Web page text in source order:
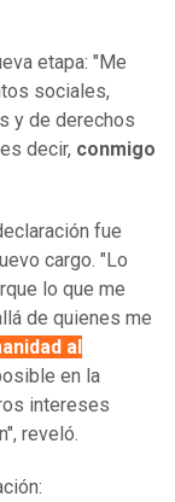
etapa: "Me
sociales,
y de derechos
decir, conmigo
fue
cargo. "Lo
lo que me
de quienes me
al
en la
intereses
reveló.